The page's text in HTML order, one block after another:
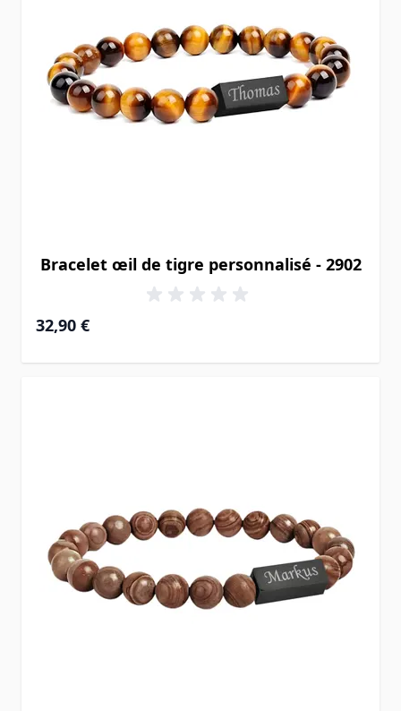
Bracelet œil de tigre personnalisé - 2902
32,90 €